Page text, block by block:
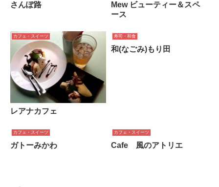
さんぽ路
Mew ビューティー＆スペ
ース
カフェ・スイーツ
レアナカフェ
寿司・和食
和(なごみ)もり田
カフェ・スイーツ
ガトーみかわ
カフェ・スイーツ
Cafe 風のアトリエ